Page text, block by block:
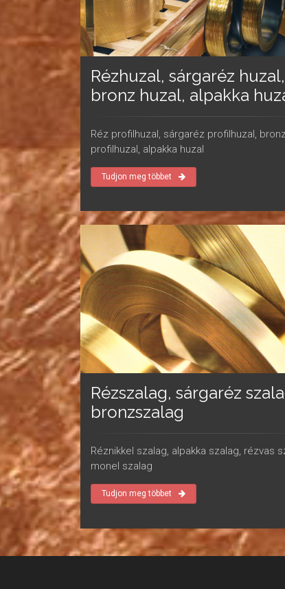
Rézhuzal, sárgaréz huzal,
bronz huzal, alpakka
Réz profilhuzal, sárgaréz profilhuzal,
profilhuzal, alpakka huzal
Tudjon meg többet
Rézszalag, sárgaréz
bronzszalag
Réznikkel szalag, alpakka szalag, rézvas
monel szalag
Tudjon meg többet